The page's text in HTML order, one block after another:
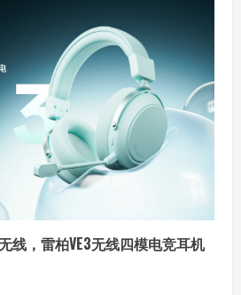
线，雷柏VE3无线四模电竞耳机